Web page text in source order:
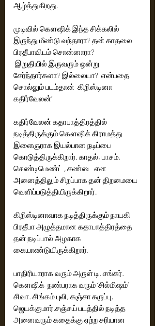
ஆழ்த்துகிறது.
முடிவில் கௌஷிக் இந்த சிக்கலில்
இருந்து மீண்டு வந்தாரா? தன் காதலை
பிரதீபாவிடம் சொன்னாரா?
சேர்ந்தார்களா? இல்லையா?  என்பதை
சொல்லும் படம்தான்  கிறிஸ்டினா
கதிர்வேலன்’
கதிர்வேலன் கதாபாத்திரத்தில்
நடித்திருக்கும் கௌஷிக் கிராமத்து
இளைஞராக இயல்பான நடிப்பை
கொடுத்திருக்கிறார். காதல், பாசம்,
செண்டிமெண்ட் , சண்டை என
அனைத்திலும் சிறப்பாக தன் திறமையை
வெளிப்படுத்தியிருக்கிறார்.
கிறிஸ்டினாவாக நடித்திருக்கும் நாயகி
பிரதீபா அழுத்தமான கதாபாத்திரத்தை
தன் நடிப்பால் அழகாக
கையாண்டுயிருக்கிறார்.
பாதிரியாராக வரும் அருள் டி. சங்கர்.
கௌஷிக்  நண்பராக வரும் ‘சில்மிஷம்’
சிவா. சிங்கம் புலி, கஞ்சா கருப்பு,
ஜெயக்குமார்.சஞ்சய் படத்தில் நடித்த
அனைவரும் கதைக்கு ஏற்ற சரியான